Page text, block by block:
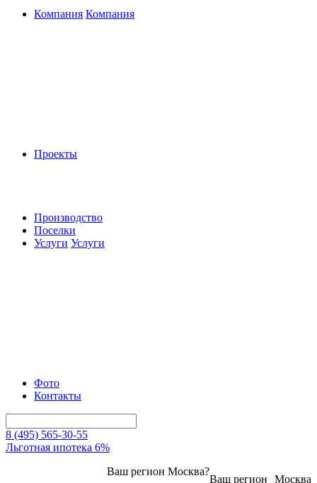
Компания Компания
Проекты
Производство
Поселки
Услуги Услуги
Фото
Контакты
8 (495) 565-30-55
Льготная ипотека 6%
Москва
Ваш регион
Ваш регион Москва?